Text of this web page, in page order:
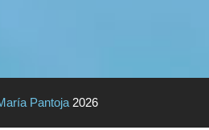
Pantoja2026